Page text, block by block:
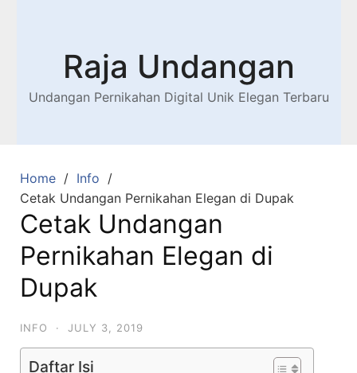
Raja Undangan
Undangan Pernikahan Digital Unik Elegan Terbaru
Home
Info
Cetak Undangan Pernikahan Elegan di Dupak
Cetak Undangan
Pernikahan Elegan di
Dupak
INFO · JULY 3, 2019
Daftar Isi